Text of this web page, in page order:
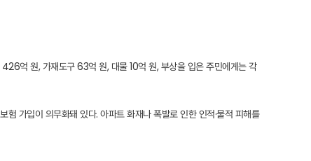
억 원, 가재도구 63억 원, 대물 10억 원, 부상을 입은 주민에게는 각
가입이 의무화돼 있다. 아파트 화재나 폭발로 인한 인적·물적 피해를